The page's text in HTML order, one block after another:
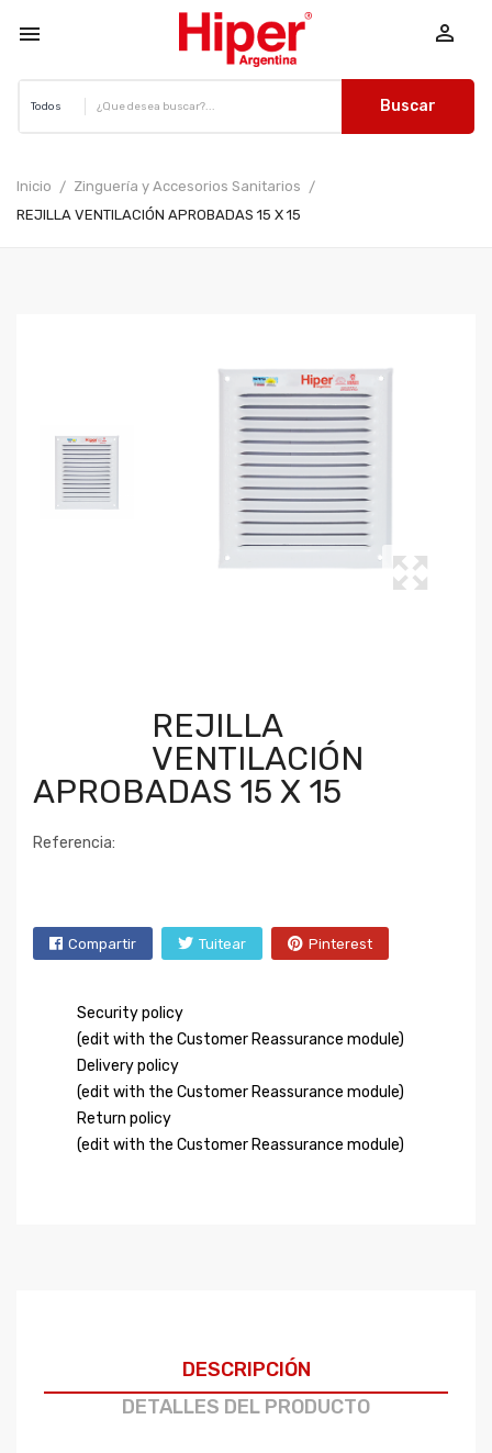
 
Buscar
Inicio
Zinguería y Accesorios Sanitarios
REJILLA VENTILACIÓN APROBADAS 15 X 15
REJILLA
VENTILACIÓN
APROBADAS 15 X 15
Referencia:
Compartir Tuitear Pinterest
Security policy
(edit with the Customer Reassurance module)
Delivery policy
(edit with the Customer Reassurance module)
Return policy
(edit with the Customer Reassurance module)
DESCRIPCIÓN
DETALLES DEL PRODUCTO